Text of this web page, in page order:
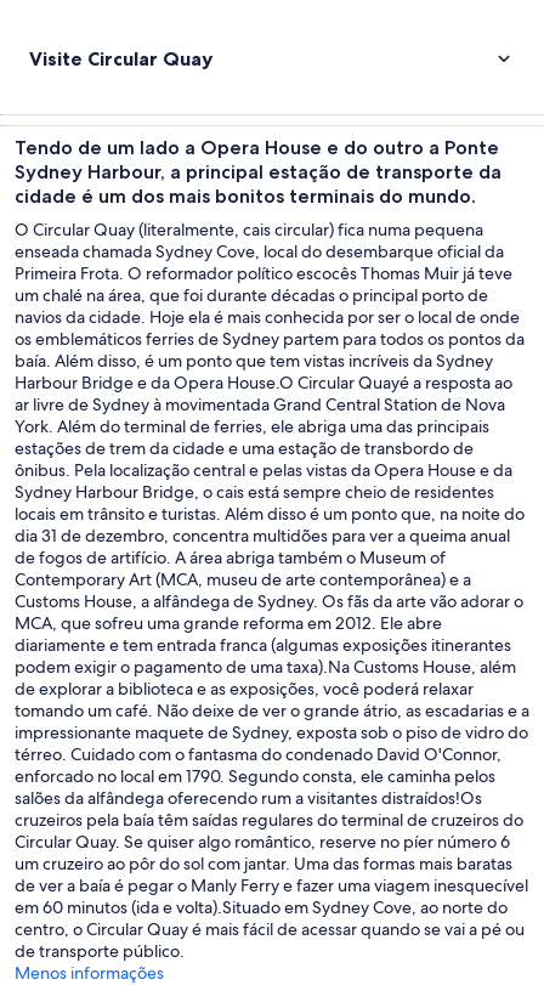
Visite Circular Quay
Tendo de um lado a Opera House e do outro a Ponte
Sydney Harbour, a principal estação de transporte da
cidade é um dos mais bonitos terminais do mundo.
O Circular Quay (literalmente, cais circular) fica numa pequena
enseada chamada Sydney Cove, local do desembarque oficial da
Primeira Frota. O reformador político escocês Thomas Muir já teve
um chalé na área, que foi durante décadas o principal porto de
navios da cidade. Hoje ela é mais conhecida por ser o local de onde
os emblemáticos ferries de Sydney partem para todos os pontos da
baía. Além disso, é um ponto que tem vistas incríveis da Sydney
Harbour Bridge e da Opera House.O Circular Quayé a resposta ao
ar livre de Sydney à movimentada Grand Central Station de Nova
York. Além do terminal de ferries, ele abriga uma das principais
estações de trem da cidade e uma estação de transbordo de
ônibus. Pela localização central e pelas vistas da Opera House e da
Sydney Harbour Bridge, o cais está sempre cheio de residentes
locais em trânsito e turistas. Além disso é um ponto que, na noite do
dia 31 de dezembro, concentra multidões para ver a queima anual
de fogos de artifício. A área abriga também o Museum of
Contemporary Art (MCA, museu de arte contemporânea) e a
Customs House, a alfândega de Sydney. Os fãs da arte vão adorar o
MCA, que sofreu uma grande reforma em 2012. Ele abre
diariamente e tem entrada franca (algumas exposições itinerantes
podem exigir o pagamento de uma taxa).Na Customs House, além
de explorar a biblioteca e as exposições, você poderá relaxar
tomando um café. Não deixe de ver o grande átrio, as escadarias e a
impressionante maquete de Sydney, exposta sob o piso de vidro do
térreo. Cuidado com o fantasma do condenado David O'Connor,
enforcado no local em 1790. Segundo consta, ele caminha pelos
salões da alfândega oferecendo rum a visitantes distraídos!Os
cruzeiros pela baía têm saídas regulares do terminal de cruzeiros do
Circular Quay. Se quiser algo romântico, reserve no píer número 6
um cruzeiro ao pôr do sol com jantar. Uma das formas mais baratas
de ver a baía é pegar o Manly Ferry e fazer uma viagem inesquecível
em 60 minutos (ida e volta).Situado em Sydney Cove, ao norte do
centro, o Circular Quay é mais fácil de acessar quando se vai a pé ou
de transporte público.
Menos informações